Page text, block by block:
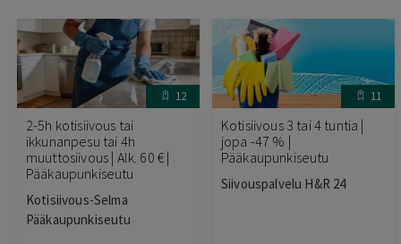
12
2-5h kotisiivous tai
ikkunanpesu tai 4h
muuttosiivous | Alk. 60 € |
Pääkaupunkiseutu
Kotisiivous-Selma
Pääkaupunkiseutu
11
Kotisiivous 3 tai 4 tuntia |
jopa -47 % |
Pääkaupunkiseutu
Siivouspalvelu H&R 24